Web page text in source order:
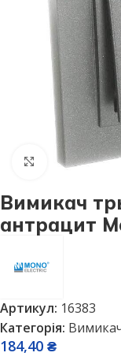
Натисніть,
Вимикач
антрацит
Артикул: 16383
Категорія:
184,40 ₴